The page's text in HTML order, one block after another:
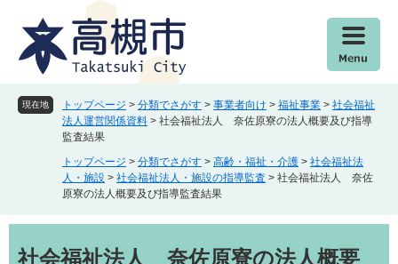
現在地 トップページ > 分類でさがす > 事業者向け > 福祉事業 > 社会福祉
法人運営関係資料 > 社会福祉法人 奈佐原寮の法人概要及び指導
監査結果
トップページ > 分類でさがす > 高齢・福祉・介護 > 社会福祉法
人・施設 > 社会福祉法人・施設の指導監査 > 社会福祉法人 奈佐
原寮の法人概要及び指導監査結果
文社会福祉法人 奈佐原寮の法人概要